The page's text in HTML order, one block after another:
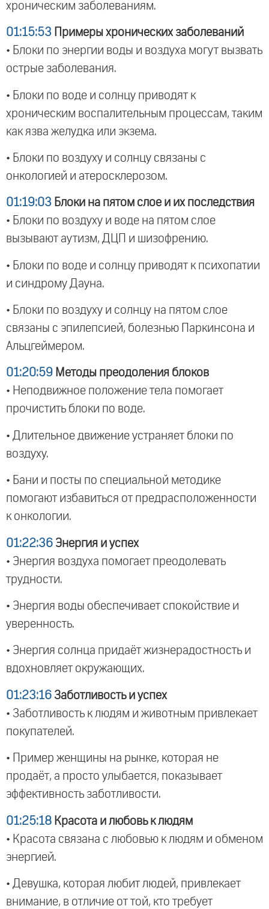
хроническим заболеваниям.
01:15:53 Примеры хронических заболеваний
• Блоки по энергии воды и воздуха могут вызвать
острые заболевания.
• Блоки по воде и солнцу приводят к
хроническим воспалительным процессам, таким
как язва желудка или экзема.
• Блоки по воздуху и солнцу связаны с
онкологией и атеросклерозом.
01:19:03 Блоки на пятом слое и их последствия
• Блоки по воздуху и воде на пятом слое
вызывают аутизм, ДЦП и шизофрению.
• Блоки по воде и солнцу приводят к психопатии
и синдрому Дауна.
• Блоки по воздуху и солнцу на пятом слое
связаны с эпилепсией, болезнью Паркинсона и
Альцгеймером.
01:20:59 Методы преодоления блоков
• Неподвижное положение тела помогает
прочистить блоки по воде.
• Длительное движение устраняет блоки по
воздуху.
• Бани и посты по специальной методике
помогают избавиться от предрасположенности
к онкологии.
01:22:36 Энергия и успех
• Энергия воздуха помогает преодолевать
трудности.
• Энергия воды обеспечивает спокойствие и
уверенность.
• Энергия солнца придаёт жизнерадостность и
вдохновляет окружающих.
01:23:16 Заботливость и успех
• Заботливость к людям и животным привлекает
покупателей.
• Пример женщины на рынке, которая не
продаёт, а просто улыбается, показывает
эффективность заботливости.
01:25:18 Красота и любовь к людям
• Красота связана с любовью к людям и обменом
энергией.
• Девушка, которая любит людей, привлекает
внимание, в отличие от той, кто требует